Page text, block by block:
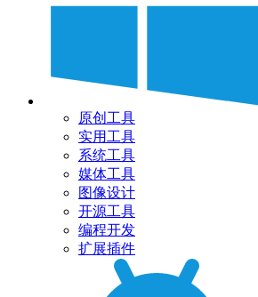
原创工具
实用工具
系统工具
媒体工具
图像设计
开源工具
编程开发
扩展插件